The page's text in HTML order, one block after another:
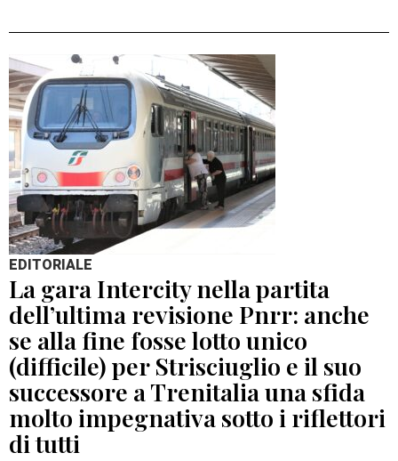
EDITORIALE
La gara Intercity nella partita
dell’ultima revisione Pnrr: anche
se alla fine fosse lotto unico
(difficile) per Strisciuglio e il suo
successore a Trenitalia una sfida
molto impegnativa sotto i riflettori
di tutti